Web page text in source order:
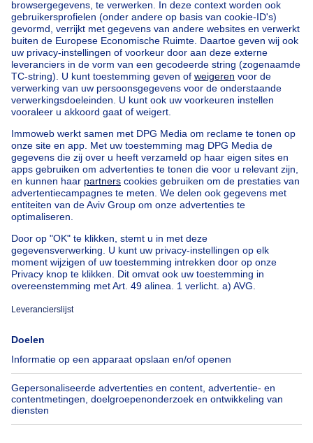
contact opnemen op +32.2.333.25.06.
De particulier die een beroep wenst te doen op het
platform "Verhaalsmogelijkheden voor consumenten
in de EU" heeft hiertoe toegang doorhierte klikken.
Onze huizen buiten BelgiëHuis te koop Frankrijk
Huis te koop Spanje
Huis te koop Italië
Huis te koop Luxemburg
Huis te koop Nederland
Goedkoop vastgoedGoedkoop huis te koop
Goedkope appartementen te huur
Onze huurwoningen met slaapkamers
Appartement te koop met 3 slaapkamers Oostende
Huis te koop met 3 slaapkamers Stene
Huis te koop met 3 slaapkamers Deurne
Over
Immoweb
Pers
Jobs
Axel Springer Group
SeLoger.com
Immowelt.de
Tools
Belfius
Verzekeringen
Verhuis checklist